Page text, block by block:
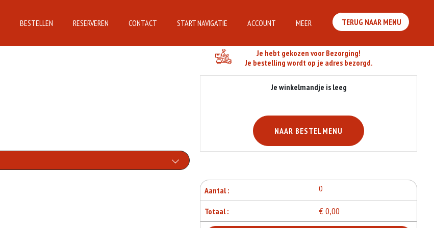
BESTELLEN RESERVEREN CONTACT START NAVIGATIE ACCOUNT MEER TERUG NAAR MENU
Je hebt gekozen voor Bezorging!
Je bestelling wordt op je adres bezorgd.
Je winkelmandje is leeg
NAAR BESTELMENU
Aantal : 0
Totaal : € 0,00
Je Bestelling